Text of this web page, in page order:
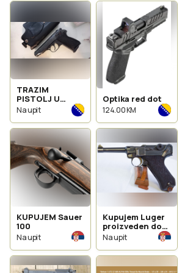
TRAZIM
PISTOLJ U
KALIBRU
7.65MM
Na upit
Optika red dot
124.00 KM
KUPUJEM Sauer
100
Na upit
Kupujem Luger
proizveden do
1918
Na upit